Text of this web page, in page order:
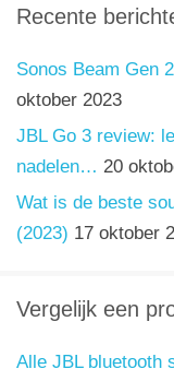
Recente
Sonos Beam Gen
oktober 2023
JBL Go 3 review:
nadelen… 20
Wat is de beste
(2023) 17 oktober
Vergelijk een
Alle JBL bluetooth